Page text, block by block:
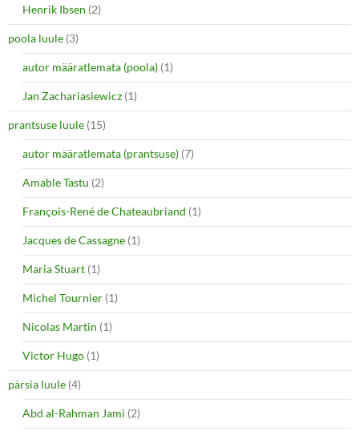
Henrik Ibsen (2)
poola luule (3)
autor määratlemata (poola) (1)
Jan Zachariasiewicz (1)
prantsuse luule (15)
autor määratlemata (prantsuse) (7)
Amable Tastu (2)
François-René de Chateaubriand (1)
Jacques de Cassagne (1)
Maria Stuart (1)
Michel Tournier (1)
Nicolas Martin (1)
Victor Hugo (1)
pärsia luule (4)
Abd al-Rahman Jami (2)